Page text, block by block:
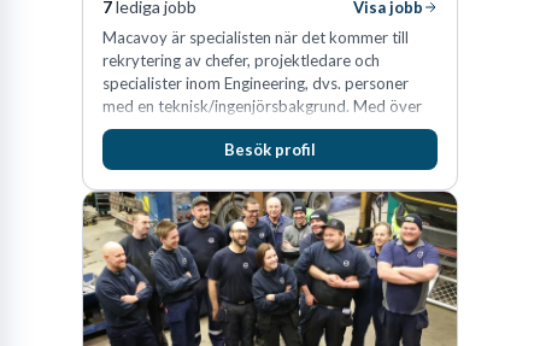
7lediga jobb
Visa jobb
Macavoy är specialisten när det kommer till
rekrytering av chefer, projektledare och
specialister inom Engineering, dvs. personer
med en teknisk/ingenjörsbakgrund. Med över
15 års erfarenhet och 400 lyckade
rekryteringar kan Macavoy erbjuda
konsultation i en rekrytering som gör skillnad.
Besök profil